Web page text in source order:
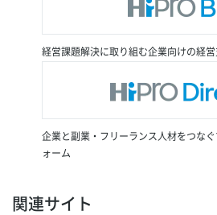
経営課題解決に取り組む企業向けの経
企業と副業・フリーランス人材をつな
ォーム
関連サイト